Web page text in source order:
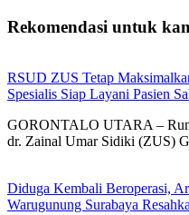
Rekomendasi untuk
RSUD ZUS Tetap
Spesialis Siap Layani Pasien
GORONTALO UTARA –
dr. Zainal Umar Sidiki (ZUS)
Diduga Kembali Beroperasi,
Warugunung Surabaya